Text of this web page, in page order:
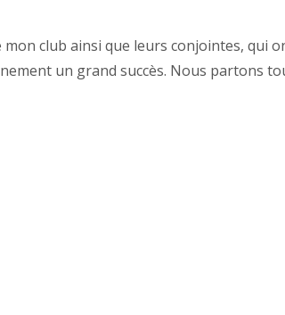
club ainsi que leurs conjointes, qui
un grand succès. Nous partons